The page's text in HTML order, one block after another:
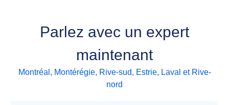
Parlez avec un expert
maintenant
Montréal, Montérégie, Rive-sud, Estrie, Laval et Rive-
nord